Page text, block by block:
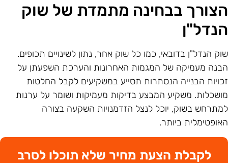
בבחינה מתמדת של שוק
הנדל"ן בדובאי, כמו כל שוק אחר, נתון לשינויים תכופים.
מעמיקה של המגמות האחרונות והערכת השפעתן על
הבנייה הנסתרות תסייע במשקיעים לקבל החלטות
משקיע המבצע בדיקות מעמיקות ושומר על ערנות
בשוק, יוכל לנצל הזדמנויות השקעה בצורה
ביותר.
לקבלת הצעת מחיר שלא תוכלו לסרב